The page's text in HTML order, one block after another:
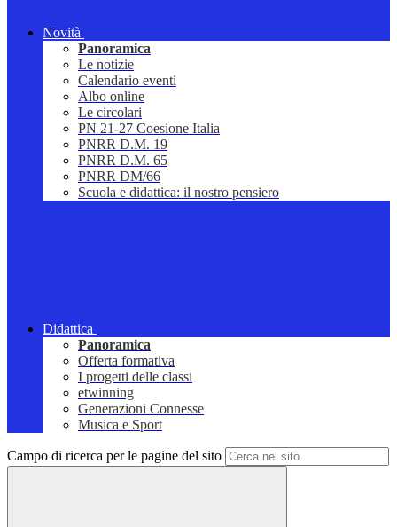
Novità
Panoramica
Le notizie
Calendario eventi
Albo online
Le circolari
PN 21-27 Coesione Italia
PNRR D.M. 19
PNRR D.M. 65
PNRR DM/66
Scuola e didattica: il nostro pensiero
Didattica
Panoramica
Offerta formativa
I progetti delle classi
etwinning
Generazioni Connesse
Musica e Sport
Campo di ricerca per le pagine del sito